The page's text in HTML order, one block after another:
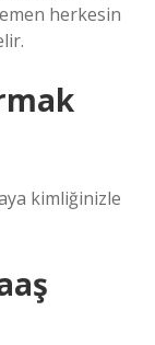
herkesin
kimliğinizle